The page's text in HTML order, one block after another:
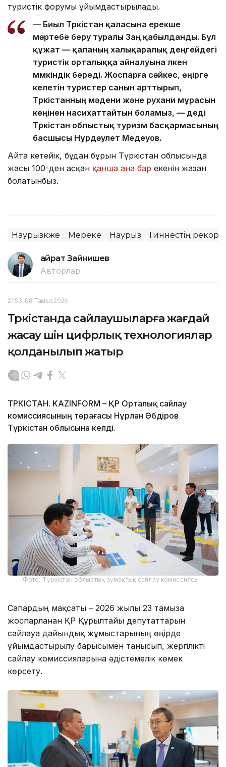
туристік форумы ұйымдастырылады.
— Биыл Түркістан қаласына ерекше
мәртебе беру туралы Заң қабылданды. Бұл
құжат — қаланың халықаралық деңгейдегі
туристік орталыққа айналуына үлкен
мүмкіндік береді. Жоспарға сәйкес, өңірге
келетін туристер санын арттырып,
Түркістанның мәдени және рухани мұрасын
кеңінен насихаттайтын боламыз, — деді
Түркістан облыстық туризм басқармасының
басшысы Нұрдәулет Медеуов.
Айта кетейік, бұдан бұрын Түркістан облысында
жасы 100-ден асқан қанша ана бар екенін жазған
болатынбыз.
Наурызкөже Мереке Наурыз Гиннестің
Қайрат Зайнишев
Авторлар
21:53, 08 Тамыз 2026
Түркістанда сайлаушыларға жағдай
жасау үшін цифрлық технологиялар
қолданылып жатыр
ТҮРКІСТАН. KAZINFORM – ҚР Орталық сайлау
комиссиясының төрағасы Нұрлан Әбдіров
Түркістан облысына келді.
Фото: Түркістан облыстық аумақтық сайлау комиссиясы
Сапардың мақсаты – 2026 жылғы 23 тамызға
жоспарланған ҚР Құрылтайы депутаттарын
сайлауға дайындық жұмыстарының өңірде
ұйымдастырылу барысымен танысып, жергілікті
сайлау комиссияларына әдістемелік көмек
көрсету.